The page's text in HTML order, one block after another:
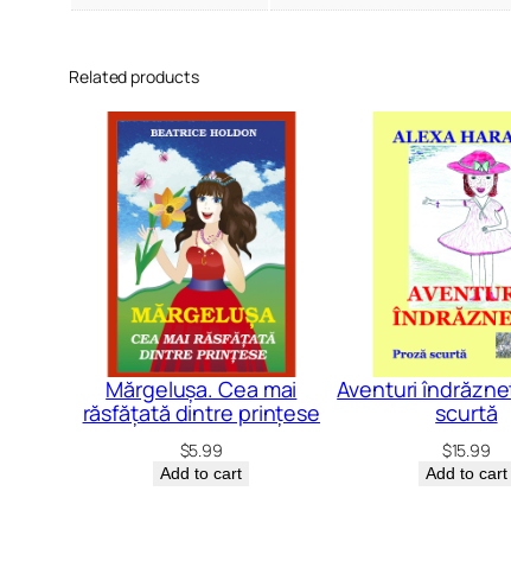
Related products
Mărgelușa. Cea mai
răsfățată dintre prințese
$5.99
Add to cart
Aventuri
scurtă
$15.99
Add to cart